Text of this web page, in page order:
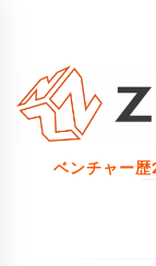
ン
ベンチャー